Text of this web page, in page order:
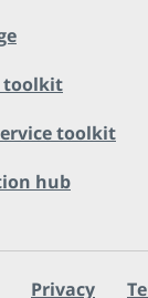
toolkit
toolkit
hub
Privacy